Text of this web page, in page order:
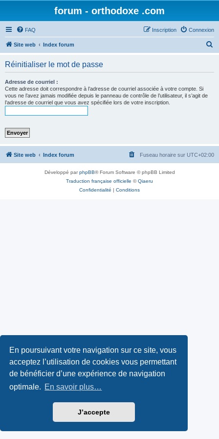
En poursuivant votre navigation sur ce site, vous
acceptez l’utilisation de cookies vous permettant
de bénéficier d’une expérience de navigation
optimale. En savoir plus…
J’accepte
forum - orthodoxe .com
FAQ Connexion
Inscription
Site web Index forum
Réinitialiser le mot de passe
Adresse de courriel :
Cette adresse doit correspondre à l’adresse de courriel associée à votre compte. Si
vous ne l’avez jamais modifiée depuis le panneau de contrôle de l’utilisateur, il s’agit de
l’adresse de courriel que vous avez spécifiée lors de votre inscription.
Site web Index forum Fuseau horaire sur UTC+02:00
Développé parphpBB® Forum Software © phpBB Limited
Traduction française officielle ©Qiaeru
Confidentialité | Conditions